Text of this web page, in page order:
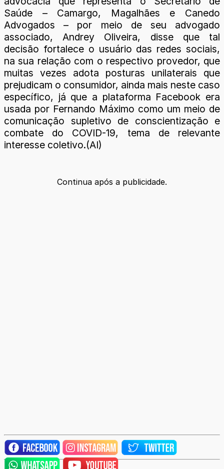
Saúde – Camargo, Magalhães e Canedo
Advogados – por meio de seu advogado
associado, Andrey Oliveira, disse que tal
decisão fortalece o usuário das redes sociais,
na sua relação com o respectivo provedor, que
muitas vezes adota posturas unilaterais que
prejudicam o consumidor, ainda mais neste caso
específico, já que a plataforma Facebook era
usada por Fernando Máximo como um meio de
comunicação supletivo de conscientização e
combate do COVID-19, tema de relevante
interesse coletivo.(AI)
Continua após a publicidade.